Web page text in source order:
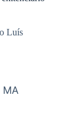
Luís
MA